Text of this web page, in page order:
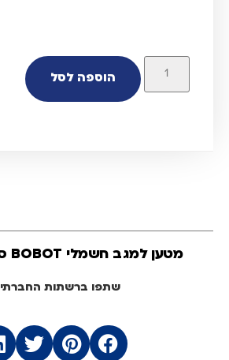
הוספה לסל
מטען למגב חשמלי BOBOT סדרה 8 ו – 9
שתפו ברשתות